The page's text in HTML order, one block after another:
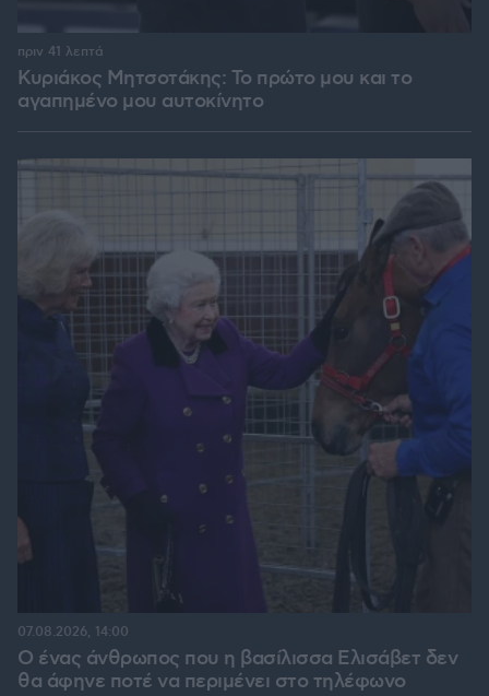
Κυριάκος Μητσοτάκης: Το πρώτο μου και το
αγαπημένο μου αυτοκίνητο
πριν 41 λεπτά
Ο ένας άνθρωπος που η βασίλισσα Ελισάβετ δεν
θα άφηνε ποτέ να περιμένει στο τηλέφωνο
07.08.2026, 14:00